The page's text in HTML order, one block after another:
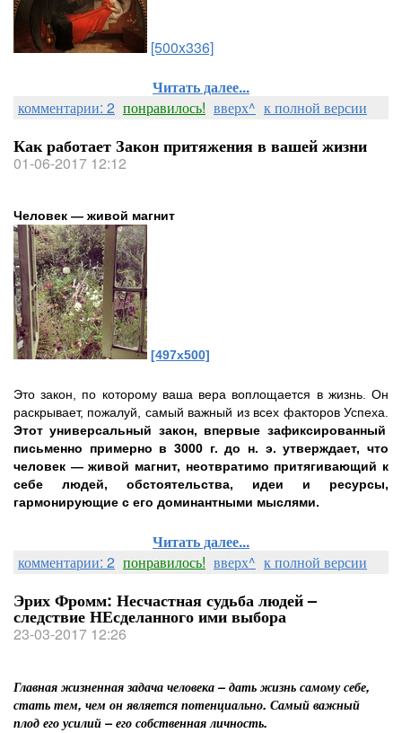
[500x336]
Читать далее...
комментарии: 2 понравилось! вверх^ к полной версии
Как работает Закон притяжения в вашей жизни
01-06-2017 12:12
Человек — живой магнит
[497x500]
Это закон, по которому ваша вера воплощается в жизнь. Он
раскрывает, пожалуй, самый важный из всех факторов Успеха.
Этот универсальный закон, впервые зафиксированный
письменно примерно в 3000 г. до н. э. утверждает, что
человек — живой магнит, неотвратимо притягивающий к
себе людей, обстоятельства, идеи и ресурсы,
гармонирующие с его доминантными мыслями.
Читать далее...
комментарии: 2 понравилось! вверх^ к полной версии
Эрих Фромм: Несчастная судьба людей –
следствие НЕсделанного ими выбора
23-03-2017 12:26
Главная жизненная задача человека – дать жизнь самому себе,
стать тем, чем он является потенциально. Самый важный
плод его усилий – его собственная личность.